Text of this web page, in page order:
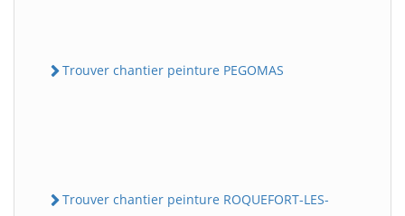
Trouver chantier peinture PEGOMAS
Trouver chantier peinture ROQUEFORT-LES-